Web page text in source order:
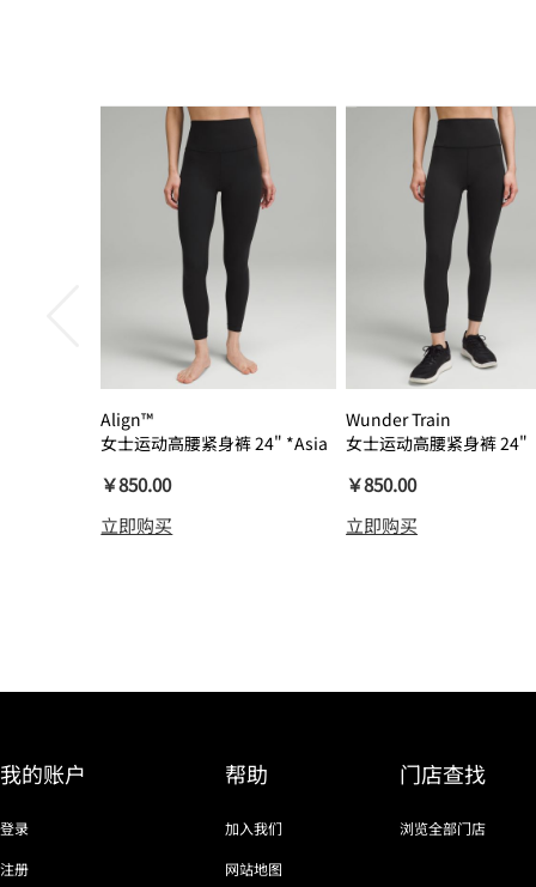
Align™
女士运动高腰紧身裤 24" *Asia
￥850.00
立即购买
Wunder Train
女士运动高腰紧身裤 24"
￥850.00
立即购买
我的账户
登录
注册
帮助
加入我们
网站地图
门店查找
浏览全部门店